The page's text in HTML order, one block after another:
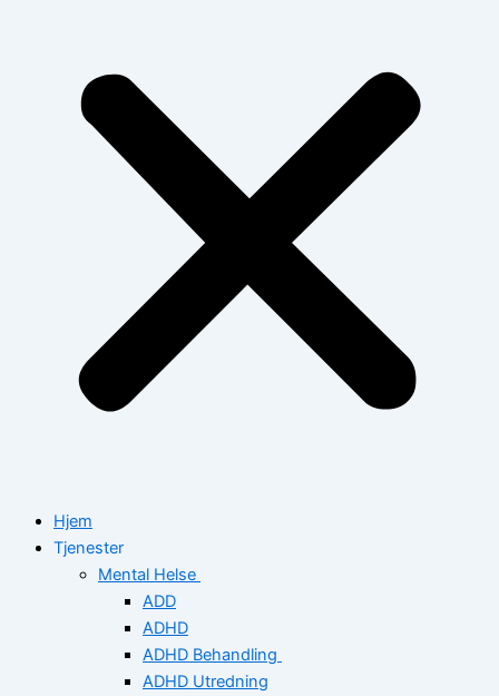
Hjem
Tjenester
Mental Helse
ADD
ADHD
ADHD Behandling
ADHD Utredning